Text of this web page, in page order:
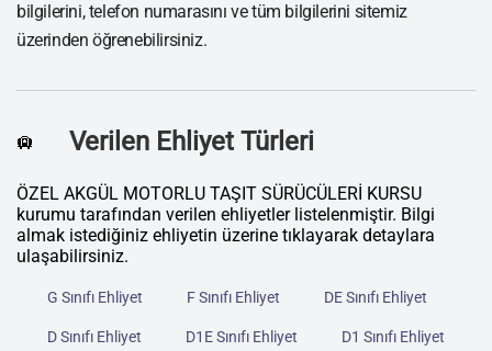
bilgilerini, telefon numarasını ve tüm bilgilerini sitemiz
üzerinden öğrenebilirsiniz.
🛄 Verilen Ehliyet Türleri
ÖZEL AKGÜL MOTORLU TAŞIT SÜRÜCÜLERİ KURSU
kurumu tarafından verilen ehliyetler listelenmiştir. Bilgi
almak istediğiniz ehliyetin üzerine tıklayarak detaylara
ulaşabilirsiniz.
G Sınıfı Ehliyet F Sınıfı Ehliyet DE Sınıfı Ehliyet
D Sınıfı Ehliyet D1E Sınıfı Ehliyet D1 Sınıfı Ehliyet